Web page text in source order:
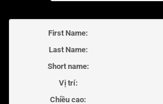
First Name:
Last Name:
Short name:
Vị trí:
Chiều cao: